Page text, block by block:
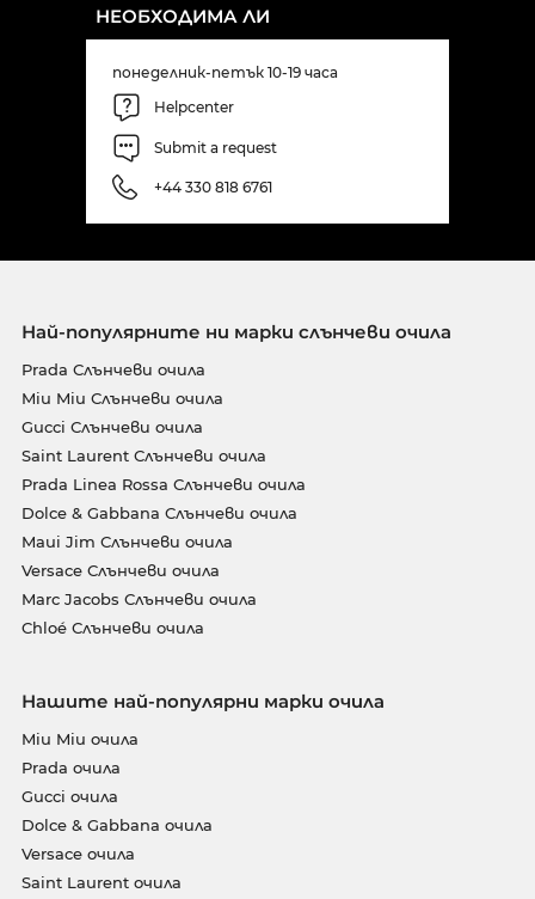
НЕОБХОДИМА ЛИ
понеделник-петък 10-19 часа
Helpcenter
Submit a request
+44 330 818 6761
Най-популярните ни марки слънчеви очила
Prada Слънчеви очила
Miu Miu Слънчеви очила
Gucci Слънчеви очила
Saint Laurent Слънчеви очила
Prada Linea Rossa Слънчеви очила
Dolce & Gabbana Слънчеви очила
Maui Jim Слънчеви очила
Versace Слънчеви очила
Marc Jacobs Слънчеви очила
Chloé Слънчеви очила
Нашите най-популярни марки очила
Miu Miu очила
Prada очила
Gucci очила
Dolce & Gabbana очила
Versace очила
Saint Laurent очила